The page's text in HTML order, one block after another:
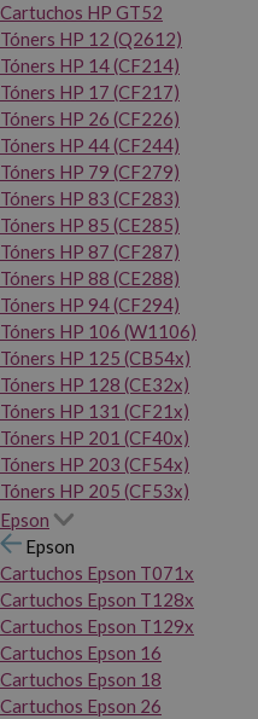
Cartuchos HP GT52
Tóners HP 12 (Q2612)
Tóners HP 14 (CF214)
Tóners HP 17 (CF217)
Tóners HP 26 (CF226)
Tóners HP 44 (CF244)
Tóners HP 79 (CF279)
Tóners HP 83 (CF283)
Tóners HP 85 (CE285)
Tóners HP 87 (CF287)
Tóners HP 88 (CE288)
Tóners HP 94 (CF294)
Tóners HP 106 (W1106)
Tóners HP 125 (CB54x)
Tóners HP 128 (CE32x)
Tóners HP 131 (CF21x)
Tóners HP 201 (CF40x)
Tóners HP 203 (CF54x)
Tóners HP 205 (CF53x)
Epson
Epson
Cartuchos Epson T071x
Cartuchos Epson T128x
Cartuchos Epson T129x
Cartuchos Epson 16
Cartuchos Epson 18
Cartuchos Epson 26